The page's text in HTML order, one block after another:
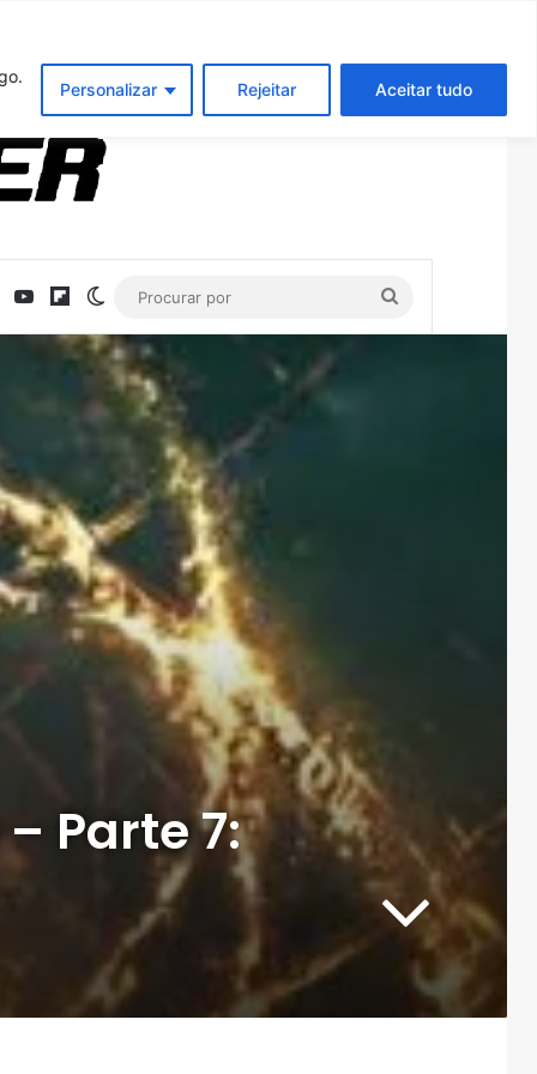
Personalizar Rejeitar Aceitar tudo
YouTubeFlipboardSwitch skin
por
Parte 7: